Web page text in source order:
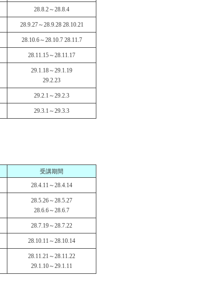
28.8.2～28.8.4
28.9.27～28.9.28 28.10.21
28.10.6～28.10.7 28.11.7
28.11.15～28.11.17
29.1.18～29.1.19
29.2.23
29.2.1～29.2.3
29.3.1～29.3.3
受講期間
28.4.11～28.4.14
28.5.26～28.5.27
28.6.6～28.6.7
28.7.19～28.7.22
28.10.11～28.10.14
28.11.21～28.11.22
29.1.10～29.1.11